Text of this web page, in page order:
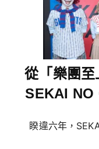
從「樂團至
SEKAI NO
睽違六年，